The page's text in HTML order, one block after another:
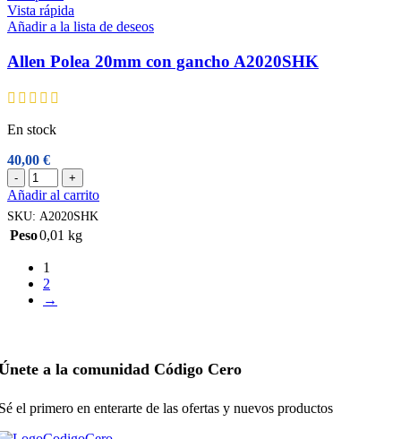
cantidad
Vista rápida
Añadir a la lista de deseos
Allen Polea 20mm con gancho A2020SHK
En stock
40,00 €
-
Allen
Polea
20mm
con
gancho
cantidad
+
Añadir al carrito
SKU: A2020SHK
Peso0,01 kg
1
2
→
a la comunidad Código Cero
el primero en enterarte de las ofertas y nuevos productos